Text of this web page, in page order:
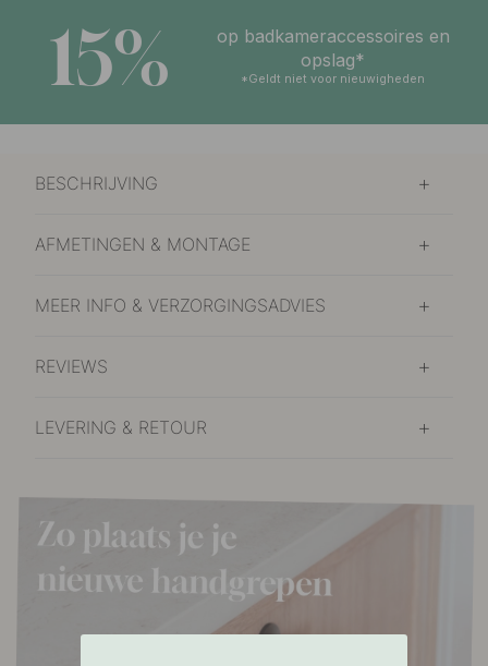
15%
op badkameraccessoires en
opslag*
*Geldt niet voor nieuwigheden
BESCHRIJVING
AFMETINGEN & MONTAGE
MEER INFO & VERZORGINGSADVIES
REVIEWS
LEVERING & RETOUR